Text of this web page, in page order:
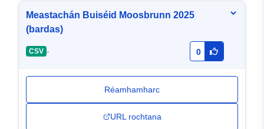
Meastachán Buiséid Moosbrunn 2025
(bardas)
CSV - 0
Réamhamharc
URL rochtana